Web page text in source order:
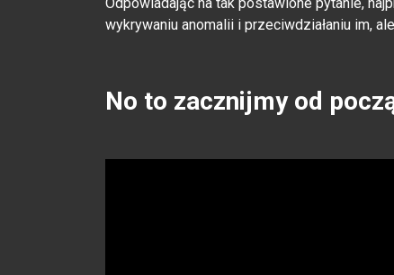
wykrywaniu anomalii i przeciwdziałaniu im,
No to zacznijmy od